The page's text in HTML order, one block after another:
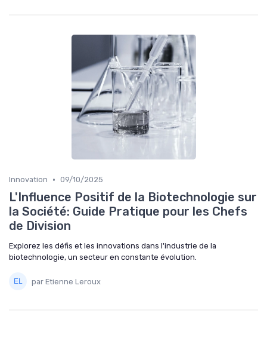
Innovation • 09/10/2025
L'Influence Positif de la Biotechnologie sur
la Société: Guide Pratique pour les Chefs
de Division
Explorez les défis et les innovations dans l'industrie de la
biotechnologie, un secteur en constante évolution.
par Etienne Leroux